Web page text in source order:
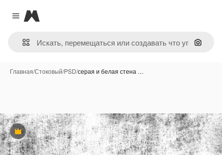
Close menu
Magnific
Поиск
Главная/Стоковый/PSD/серая и белая стена …
Премиум